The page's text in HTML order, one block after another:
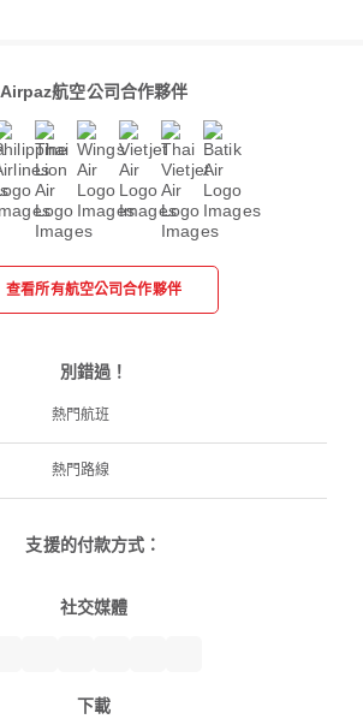
Airpaz航空公司合作夥伴
查看所有航空公司合作夥伴
別錯過！
熱門航班
熱門路線
支援的付款方式：
社交媒體
下載